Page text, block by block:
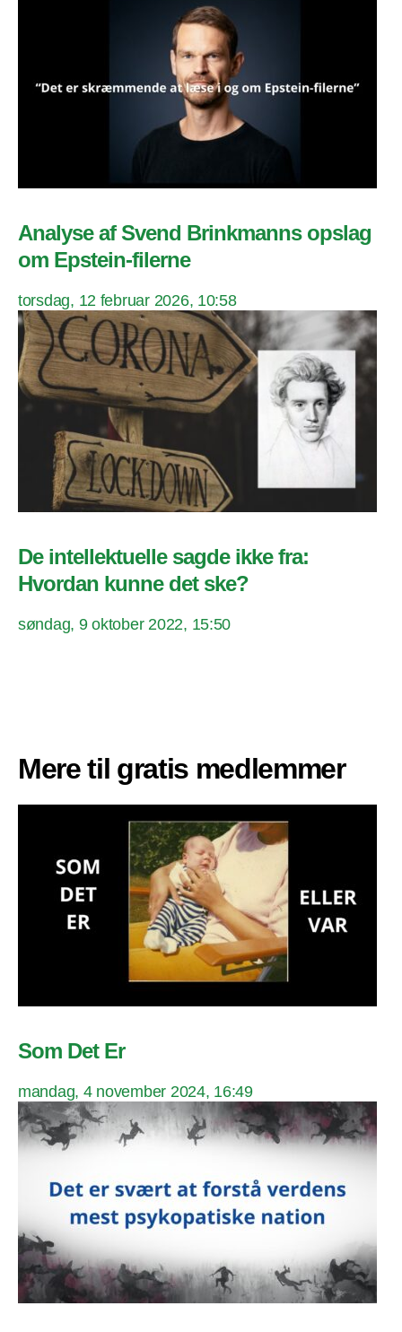
Analyse af Svend Brinkmanns opslag
om Epstein-filerne
torsdag, 12 februar 2026, 10:58
De intellektuelle sagde ikke fra:
Hvordan kunne det ske?
søndag, 9 oktober 2022, 15:50
Mere til gratis medlemmer
Som Det Er
mandag, 4 november 2024, 16:49